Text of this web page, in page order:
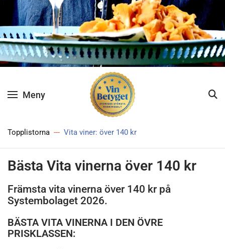
Meny
Topplistorna Vita viner: över 140 kr
Bästa Vita vinerna över 140 kr
Främsta vita vinerna över 140 kr på
Systembolaget 2026.
BÄSTA VITA VINERNA I DEN ÖVRE
PRISKLASSEN: